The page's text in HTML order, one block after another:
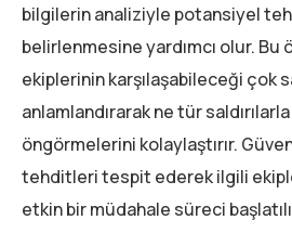
bilgilerin analiziyle potansiyel
belirlenmesine yardımcı olur. Bu
ekiplerinin karşılaşabileceği çok
anlamlandırarak ne tür
öngörmelerini kolaylaştırır.
tehditleri tespit ederek ilgili
etkin bir müdahale süreci